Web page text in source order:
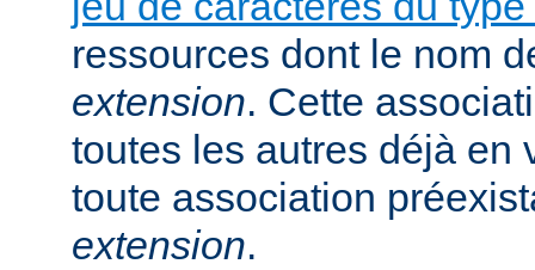
ressources dont le nom
extension. Cette
toutes les autres déjà en
toute association
extension.